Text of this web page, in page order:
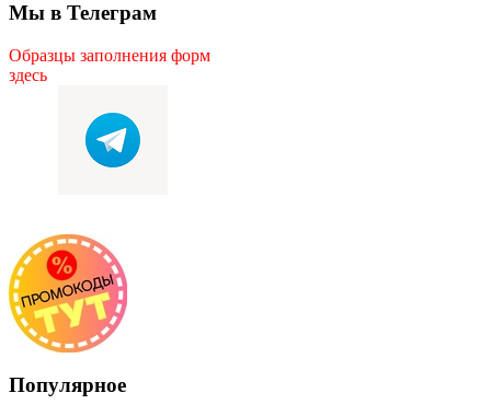
Мы в Телеграм
Образцы заполнения форм
здесь
Популярное